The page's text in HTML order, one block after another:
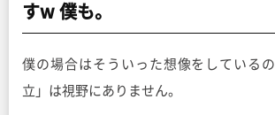
すw 僕も。
僕の場合はそういった想像をしている
立」は視野にありません。